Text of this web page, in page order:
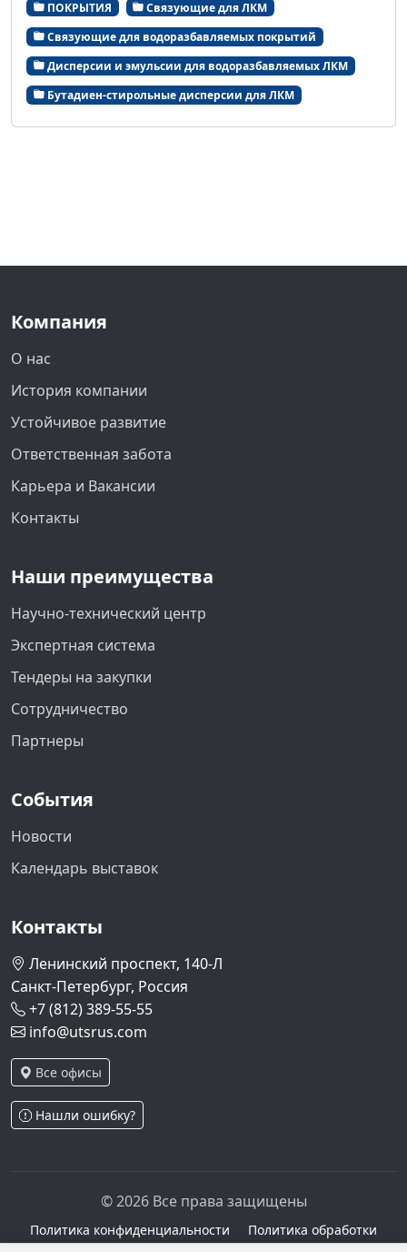
ПОКРЫТИЯ
Связующие для ЛКМ
Связующие для водоразбавляемых покрытий
Дисперсии и эмульсии для водоразбавляемых ЛКМ
Бутадиен-стирольные дисперсии для ЛКМ
Компания
О нас
История компании
Устойчивое развитие
Ответственная забота
Карьера и Вакансии
Контакты
Наши преимущества
Научно-технический центр
Экспертная система
Тендеры на закупки
Сотрудничество
Партнеры
События
Новости
Календарь выставок
Контакты
Ленинский проспект, 140-Л
Санкт-Петербург, Россия
+7 (812) 389-55-55
info@utsrus.com
Все офисы
Нашли ошибку?
© 2026 Все права защищены
Политика конфиденциальности
Политика обработки